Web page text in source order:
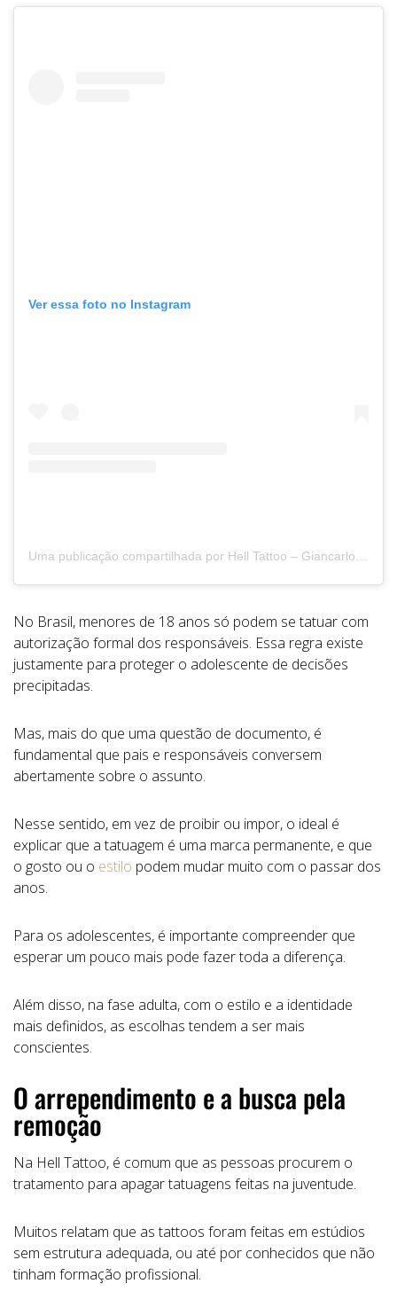
Ver essa foto no Instagram
Uma publicação compartilhada por Hell Tattoo – Giancarlo Pincelli – Tattoo Removal (@helltatto)
No Brasil, menores de 18 anos só podem se tatuar com
autorização formal dos responsáveis. Essa regra existe
justamente para proteger o adolescente de decisões
precipitadas.
Mas, mais do que uma questão de documento, é
fundamental que pais e responsáveis conversem
abertamente sobre o assunto.
Nesse sentido, em vez de proibir ou impor, o ideal é
explicar que a tatuagem é uma marca permanente, e que
o gosto ou o estilo podem mudar muito com o passar dos
anos.
Para os adolescentes, é importante compreender que
esperar um pouco mais pode fazer toda a diferença.
Além disso, na fase adulta, com o estilo e a identidade
mais definidos, as escolhas tendem a ser mais
conscientes.
O arrependimento e a busca pela
remoção
Na Hell Tattoo, é comum que as pessoas procurem o
tratamento para apagar tatuagens feitas na juventude.
Muitos relatam que as tattoos foram feitas em estúdios
sem estrutura adequada, ou até por conhecidos que não
tinham formação profissional.